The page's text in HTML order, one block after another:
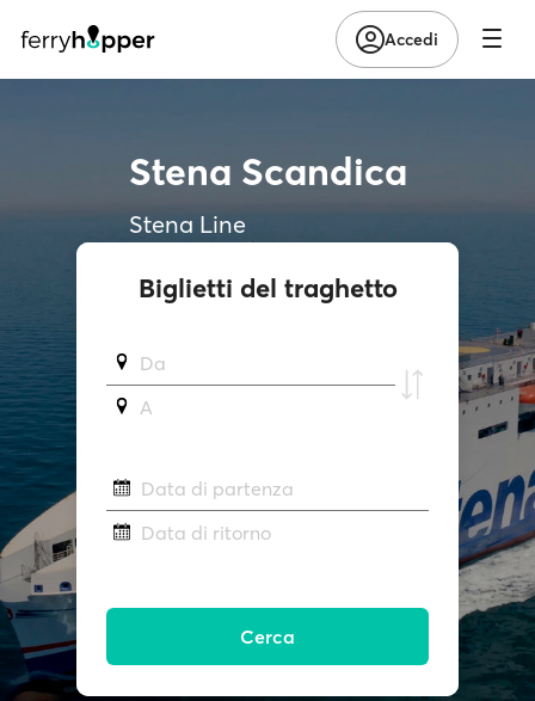
Accedi
Stena Scandica
Stena Line
Biglietti del traghetto
Da
A
Data di partenza
Data di ritorno
Cerca